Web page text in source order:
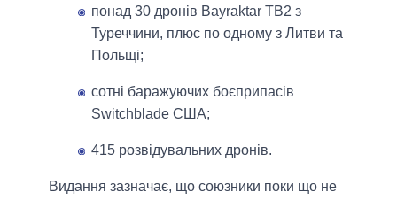
понад 30 дронів Bayraktar TB2 з
Туреччини, плюс по одному з Литви та
Польщі;
сотні баражуючих боєприпасів
Switchblade США;
415 розвідувальних дронів.
Видання зазначає, що союзники поки що не